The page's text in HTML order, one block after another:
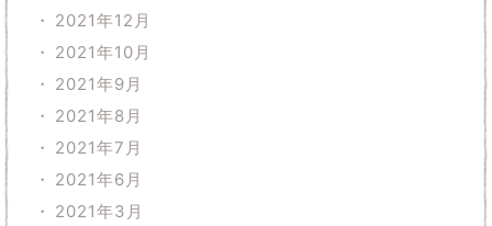
2021年12月
2021年10月
2021年9月
2021年8月
2021年7月
2021年6月
2021年3月